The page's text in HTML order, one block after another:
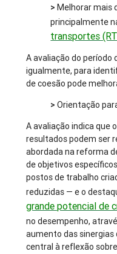
> Melhorar mais
principalmente
transportes
A avaliação do período
igualmente, para
de coesão pode
>Orientação
A avaliação indica que
resultados podem ser
abordada na reforma
de objetivos
postos de trabalho
reduzidas — e o
grande potencial de
no desempenho,
aumento das sinergias
central à reflexão